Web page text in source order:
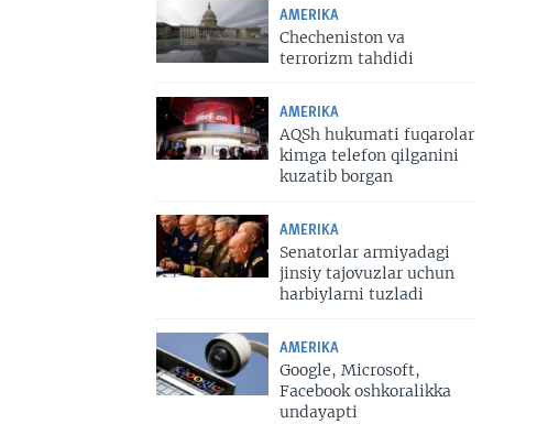
AMERIKA
Checheniston va
terrorizm tahdidi
AMERIKA
AQSh hukumati fuqarolar
kimga telefon qilganini
kuzatib borgan
AMERIKA
Senatorlar armiyadagi
jinsiy tajovuzlar uchun
harbiylarni tuzladi
AMERIKA
Google, Microsoft,
Facebook oshkoralikka
undayapti